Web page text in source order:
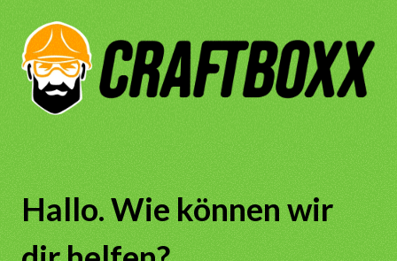
Hallo. Wie können wir